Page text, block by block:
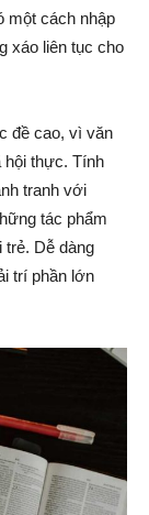
một cách nhập
xáo liên tục cho
đề cao, vì văn
hội thực. Tính
tranh với
tác phẩm
trẻ. Dễ dàng
trí phần lớn